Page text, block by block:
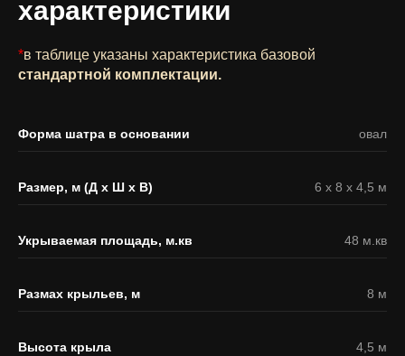
характеристики
*в таблице указаны характеристика базовой
стандартной комплектации.
Форма шатра в основании овал
Размер, м (Д х Ш х В) 6 х 8 х 4,5 м
Укрываемая площадь, м.кв 48 м.кв
Размах крыльев, м 8 м
Высота крыла 4,5 м